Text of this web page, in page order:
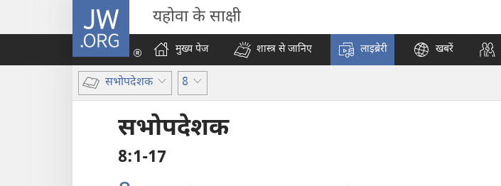
JW.ORG यहोवा के साक्षी
मुख्य पेज शास्त्र से जानिए लाइब्रेरी खबरें
सभोपदेशक 8
सभोपदेशक
8:1-17